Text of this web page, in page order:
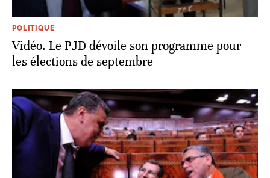
POLITIQUE
Vidéo. Le PJD dévoile son programme pour
les élections de septembre